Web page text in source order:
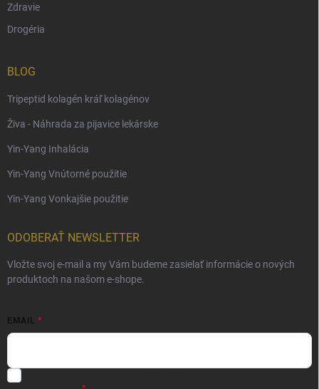
Zdravie
Drogéria
BLOG
Tripeptid kolagén kráľ kolagénov
Živa - Náhrada za pijavice lekárske
Yin-Yang Inhalácia
Yin-Yang Vnútorné použitie
Yin-Yang Vonkajšie použitie
ODOBERAŤ NEWSLETTER
Vložte svoj e-mail a my Vám budeme zasielať informácie o nových
produktoch na našom e-shope.
EMAIL